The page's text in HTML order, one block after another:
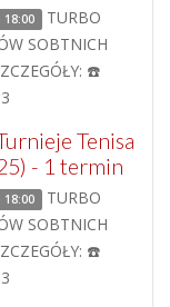
18:00 TURBO
SOBTNICH
☎️
Tenisa
- 1 termin
18:00 TURBO
SOBTNICH
☎️